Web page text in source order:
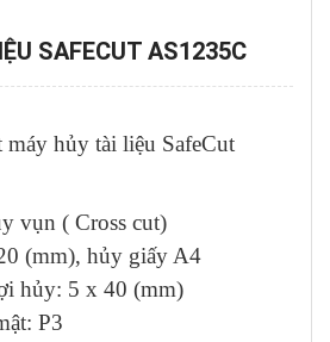
SAFECUT AS1235C
hủy tài liệu SafeCut
vụn ( Cross cut)
(mm), hủy giấy A4
hủy: 5 x 40 (mm)
P3